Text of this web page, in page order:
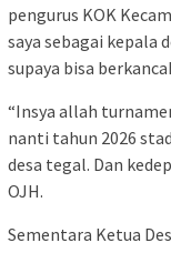
pengurus KOK
saya sebagai kepala
supaya bisa
“Insya allah
nanti tahun 2026
desa tegal. Dan
OJH.
Sementara Ketua